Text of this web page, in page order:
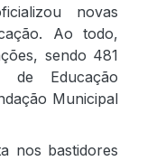
novas
Ao todo,
sendo 481
de Educação
Municipal
nos bastidores